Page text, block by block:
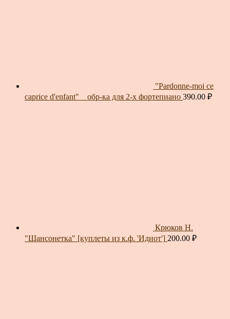
"Pardonne-moi ce
caprice d'enfant" _ обр-ка для 2-х фортепиано 390.00 ₽
Крюков Н.
"Шансонетка" [куплеты из к.ф. 'Идиот'] 200.00 ₽